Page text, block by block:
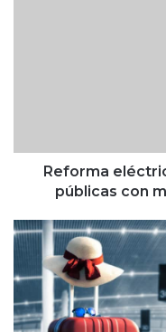
l
r
i
a
i
m
Reforma
públicas con
T
u
i
s
m